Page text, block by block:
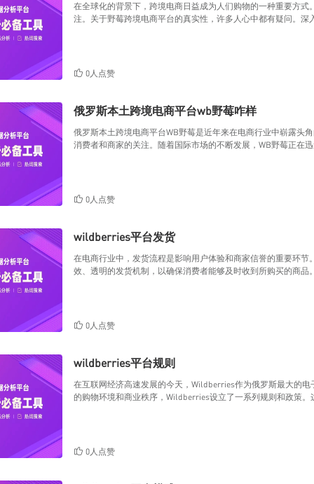
在全球化的背景下，跨境电商日益成为人们购物的一种重要方
注。关于野莓跨境电商平台的真实性，许多人心中都有疑问。深
0人点赞
俄罗斯本土跨境电商平台wb野莓咋样
俄罗斯本土跨境电商平台WB野莓是近年来在电商行业中崭露头
消费者和商家的关注。随着国际市场的不断发展，WB野莓正在
0人点赞
wildberries平台发货
在电商行业中，发货流程是影响用户体验和商家信誉的重要环
效、透明的发货机制，以确保消费者能够及时收到所购买的商品
0人点赞
wildberries平台规则
在互联网经济高速发展的今天，Wildberries作为俄罗斯最大的
的购物环境和商业秩序，Wildberries设立了一系列规则和政策。
0人点赞